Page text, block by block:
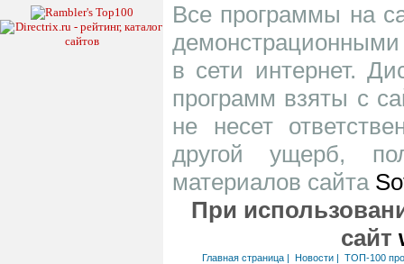
Все программы на
в сети интернет.
программ взяты с
не несет
другой ущерб,
материалов сайта
При
сайт
Главная страница| Новости| ТОП-100